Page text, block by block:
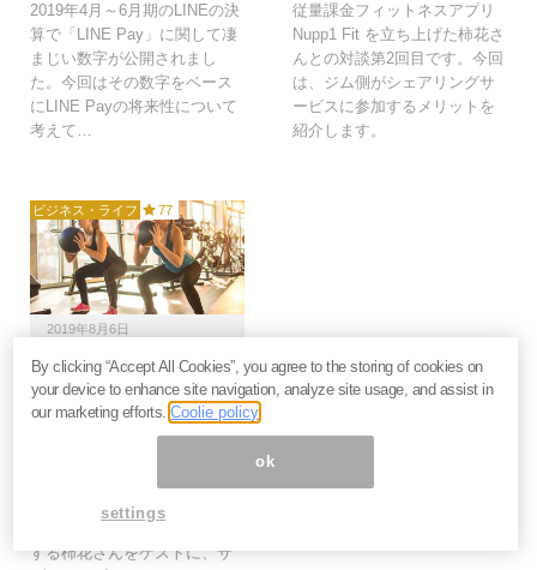
2019年4月～6月期のLINEの決
算で「LINE Pay」に関して凄
まじい数字が公開されまし
た。今回はその数字をベース
にLINE Payの将来性について
考えて…
従量課金フィットネスアプリ
Nupp1 Fit を立ち上げた柿花さ
んとの対談第2回目です。今回
は、ジム側がシェアリングサ
ービスに参加するメリットを
紹介します。
ビジネス・ライフ 77
2019年8月6日
1分15円から通えるフィ
ットネスジム、なぜいま
まで月額サービスしかな
かったのか？＝シバタナ
1分15円でジムに通えるシェア
リングアプリ、Nupp1を運営
する柿花さんをゲストに、サ
By clicking “Accept All Cookies”, you agree to the storing of cookies on
your device to enhance site navigation, analyze site usage, and assist in
our marketing efforts.Coolie policy
ok
settings